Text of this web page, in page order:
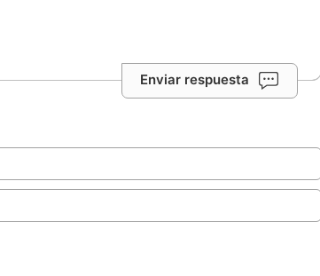
Enviar respuesta